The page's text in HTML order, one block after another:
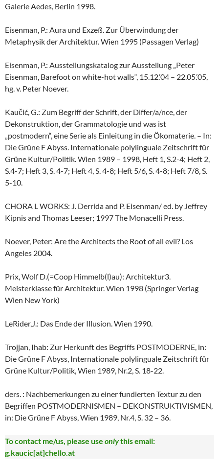
Galerie Aedes, Berlin 1998.
Eisenman, P.: Aura und Exzeß. Zur Überwindung der
Metaphysik der Architektur. Wien 1995 (Passagen Verlag)
Eisenman, P.: Ausstellungskatalog zur Ausstellung „Peter
Eisenman, Barefoot on white-hot walls“, 15.12.’04 – 22.05.’05,
hg. v. Peter Noever.
Kaučić, G.: Zum Begriff der Schrift, der Differ/a/nce, der
Dekonstruktion, der Grammatologie und was ist
„postmodern“, eine Serie als Einleitung in die Ökomaterie. – In:
Die Grüne F Abyss. Internationale polylinguale Zeitschrift für
Grüne Kultur/Politik. Wien 1989 – 1998, Heft 1, S.2-4; Heft 2,
S.4-7; Heft 3, S. 4-7; Heft 4, S. 4-8; Heft 5/6, S. 4-8; Heft 7/8, S.
5-10.
CHORA L WORKS: J. Derrida and P. Eisenman/ ed. by Jeffrey
Kipnis and Thomas Leeser; 1997 The Monacelli Press.
Noever, Peter: Are the Architects the Root of all evil? Los
Angeles 2004.
Prix, Wolf D.(=Coop Himmelb(l)au): Architektur3.
Meisterklasse für Architektur. Wien 1998 (Springer Verlag
Wien New York)
LeRider,J.: Das Ende der Illusion. Wien 1990.
Trojjan, Ihab: Zur Herkunft des Begriffs POSTMODERNE, in:
Die Grüne F Abyss, Internationale polylinguale Zeitschrift für
Grüne Kultur/Politik, Wien 1989, Nr.2, S. 18-22.
ders. : Nachbemerkungen zu einer fundierten Textur zu den
Begriffen POSTMODERNISMEN – DEKONSTRUKTIVISMEN,
in: Die Grüne F Abyss, Wien 1989, Nr.4, S. 32 – 36.
To contact me/us, please use onlythis email:
g.kaucic[at]chello.at